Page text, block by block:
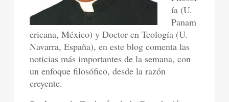
ía (U.
Panam
ericana, México) y Doctor en Teología (U.
Navarra, España), en este blog comenta las
noticias más importantes de la semana, con
un enfoque filosófico, desde la razón
creyente.